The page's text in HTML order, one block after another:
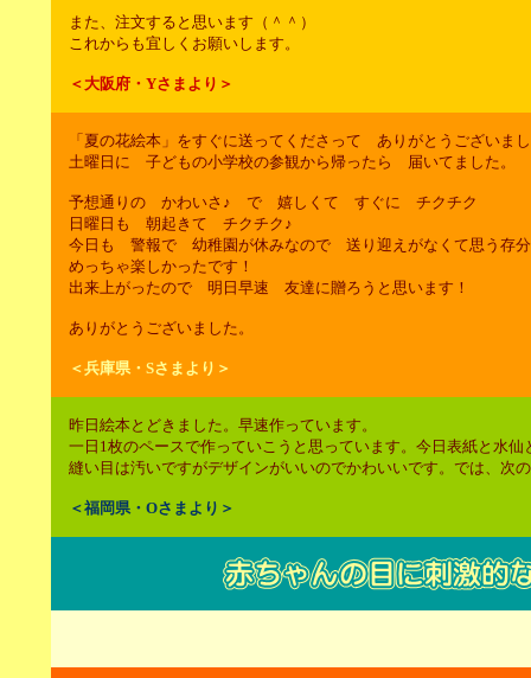
また、注文すると思います（＾＾）
これからも宜しくお願いします。
＜大阪府・Yさまより＞
「夏の花絵本」をすぐに送ってくださって ありがとうございまし
土曜日に 子どもの小学校の参観から帰ったら 届いてました。
予想通りの かわいさ♪ で 嬉しくて すぐに チクチク
日曜日も 朝起きて チクチク♪
今日も 警報で 幼稚園が休みなので 送り迎えがなくて思う存
めっちゃ楽しかったです！
出来上がったので 明日早速 友達に贈ろうと思います！
ありがとうございました。
＜兵庫県・Sさまより＞
昨日絵本とどきました。早速作っています。
一日1枚のペースで作っていこうと思っています。今日表紙と水
縫い目は汚いですがデザインがいいのでかわいいです。では、次
＜福岡県・Oさまより＞